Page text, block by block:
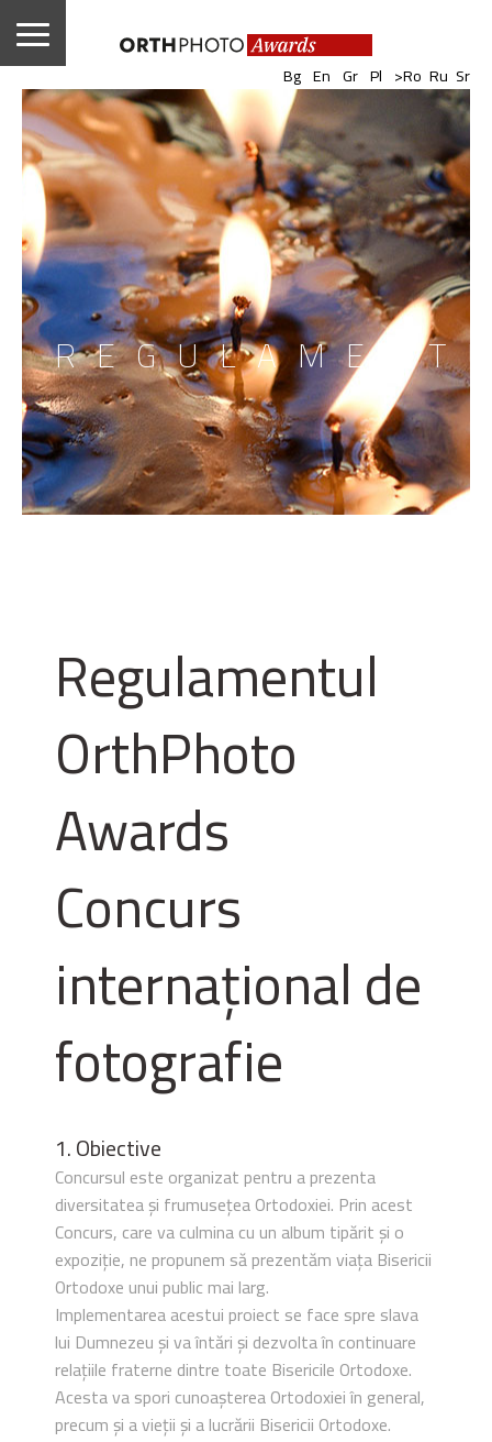
Bg En Gr Pl >Ro Ru Sr
Regulamentul
OrthPhoto
Awards
Concurs
internațional de
fotografie
1. Obiective
Concursul este organizat pentru a prezenta
diversitatea și frumusețea Ortodoxiei. Prin acest
Concurs, care va culmina cu un album tipărit și o
expoziție, ne propunem să prezentăm viața Bisericii
Ortodoxe unui public mai larg.
Implementarea acestui proiect se face spre slava
lui Dumnezeu și va întări și dezvolta în continuare
relațiile fraterne dintre toate Bisericile Ortodoxe.
Acesta va spori cunoașterea Ortodoxiei în general,
precum și a vieții și a lucrării Bisericii Ortodoxe.